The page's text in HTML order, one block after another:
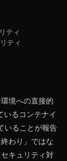
ティ
ティ
境への直接的
いるコンテナイ
いることが報告
わり」ではな
キュリティ対